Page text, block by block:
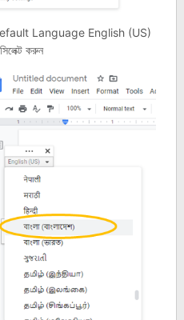
Language English (US)
করুন